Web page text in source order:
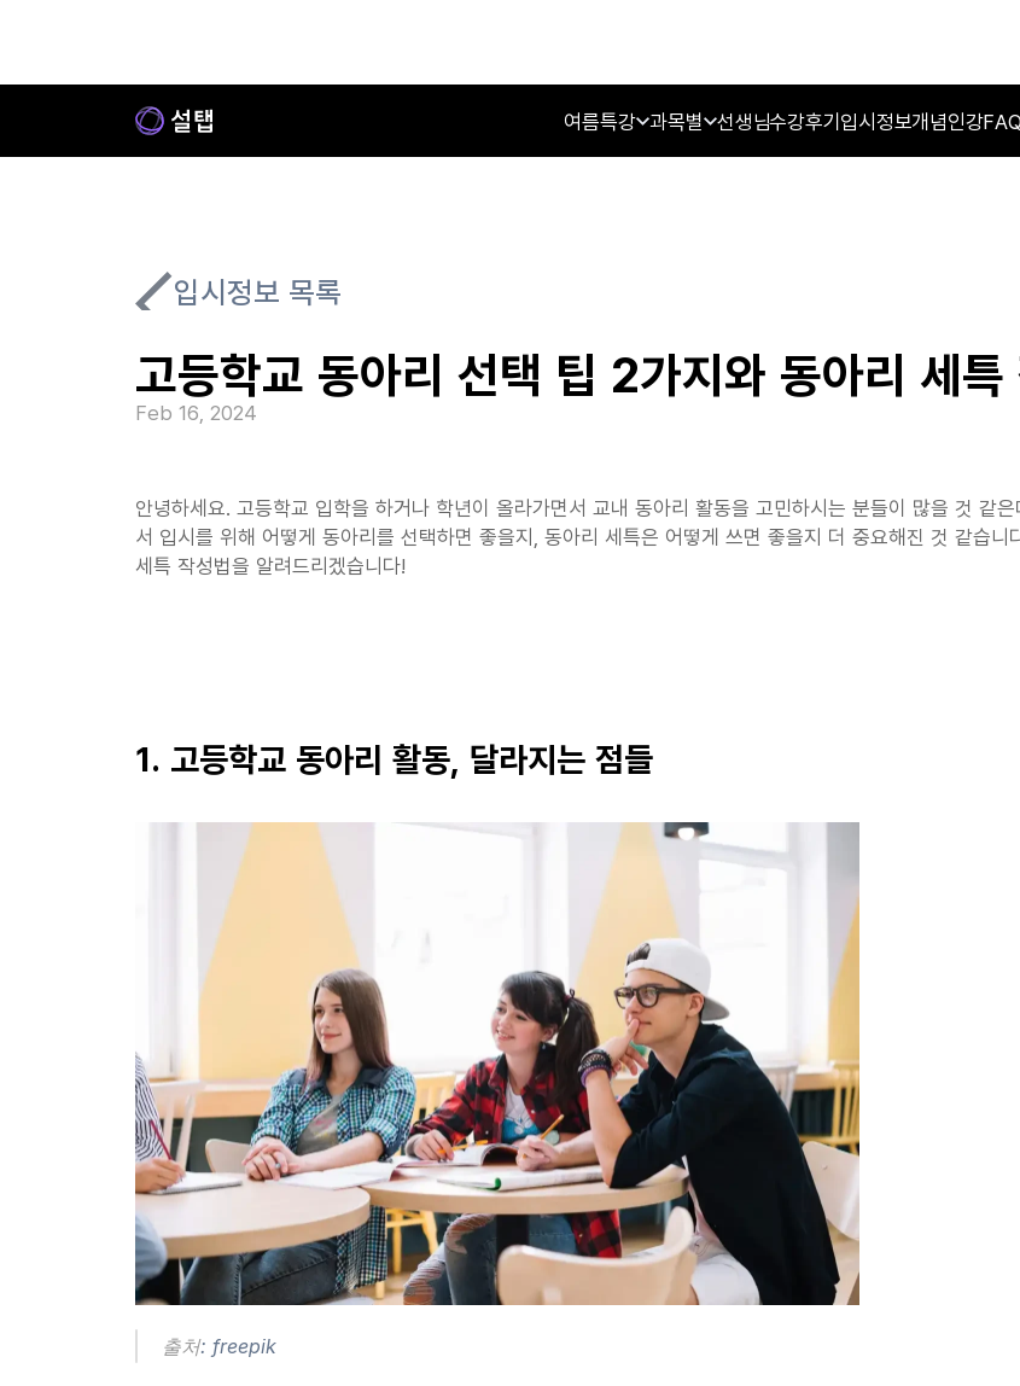
여름특강 과목별 선생님수강후기입시정보개념인강FAQ
입시정보 목록
고등학교 동아리 선택 팁 2가지와 동아리 세특
Feb 16, 2024
안녕하세요. 고등학교 입학을 하거나 학년이 올라가면서 교내 동아리 활동을 고민하시는 분들이 많을 것 같
서 입시를 위해 어떻게 동아리를 선택하면 좋을지, 동아리 세특은 어떻게 쓰면 좋을지 더 중요해진 것 같습
세특 작성법을 알려드리겠습니다!
1. 고등학교 동아리 활동, 달라지는 점들
출처: freepik